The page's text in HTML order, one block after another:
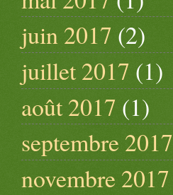
juin 2017 (2)
juillet 2017 (1)
août 2017 (1)
septembre 2017
novembre 2017